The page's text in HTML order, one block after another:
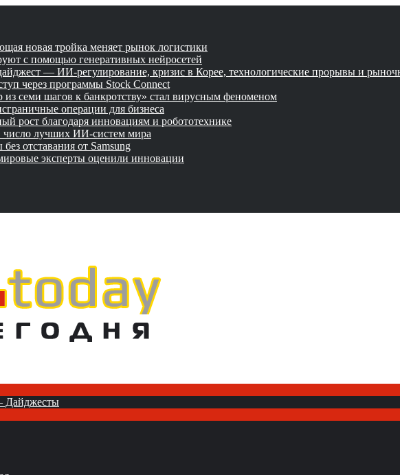
новая тройка меняет рынок логистики
с помощью генеративных нейросетей
— ИИ-регулирование, кризис в Корее, технологические прорывы и
через программы Stock Connect
семи шагов к банкротству» стал вирусным феноменом
операции для бизнеса
рост благодаря инновациям и робототехнике
число лучших ИИ-систем мира
отставания от Samsung
эксперты оценили инновации
Дайджесты